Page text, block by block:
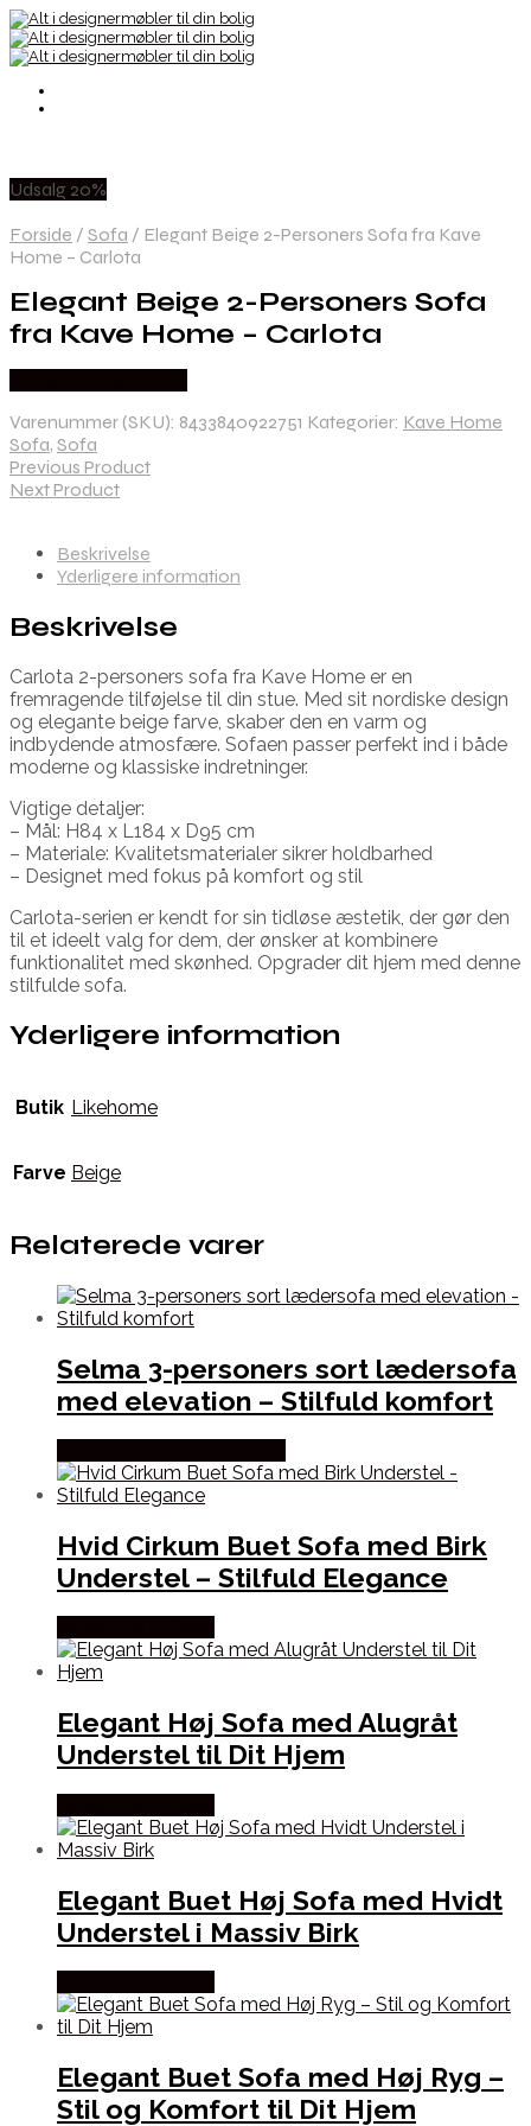
Udsalg 20%
Forside / Sofa / Elegant Beige 2-Personers Sofa fra Kave
Home – Carlota
Elegant Beige 2-Personers Sofa
fra Kave Home – Carlota
Varenummer (SKU): 8433840922751 Kategorier: Kave Home
Sofa, Sofa
Previous Product
Next Product
Beskrivelse
Yderligere information
Beskrivelse
Carlota 2-personers sofa fra Kave Home er en
fremragende tilføjelse til din stue. Med sit nordiske design
og elegante beige farve, skaber den en varm og
indbydende atmosfære. Sofaen passer perfekt ind i både
moderne og klassiske indretninger.
Vigtige detaljer:
– Mål: H84 x L184 x D95 cm
– Materiale: Kvalitetsmaterialer sikrer holdbarhed
– Designet med fokus på komfort og stil
Carlota-serien er kendt for sin tidløse æstetik, der gør den
til et ideelt valg for dem, der ønsker at kombinere
funktionalitet med skønhed. Opgrader dit hjem med denne
stilfulde sofa.
Yderligere information
Butik Likehome
Farve Beige
Relaterede varer
Selma 3-personers sort lædersofa
med elevation – Stilfuld komfort
Hvid Cirkum Buet Sofa med Birk
Understel – Stilfuld Elegance
Elegant Høj Sofa med Alugråt
Understel til Dit Hjem
Elegant Buet Høj Sofa med Hvidt
Understel i Massiv Birk
Elegant Buet Sofa med Høj Ryg –
Stil og Komfort til Dit Hjem